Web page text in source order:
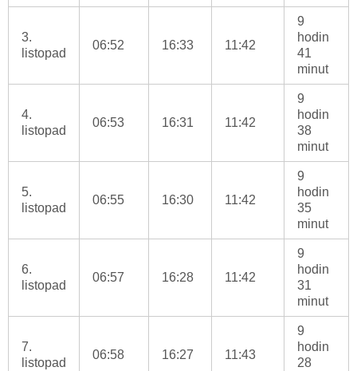
3.
listopad
06:52 16:33 11:42
9
hodin
41
minut
4.
listopad
06:53 16:31 11:42
9
hodin
38
minut
5.
listopad
06:55 16:30 11:42
9
hodin
35
minut
6.
listopad
06:57 16:28 11:42
9
hodin
31
minut
7.
listopad
06:58 16:27 11:43
9
hodin
28